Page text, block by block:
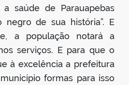
saúde de Parauapebas
negro de sua história”. E
a população notará a
serviços. E para que o
à excelência a prefeitura
formas para isso